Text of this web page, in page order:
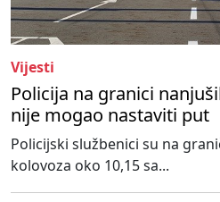
Vijesti
Policija na granici
nije mogao nastaviti put
Policijski službenici su na
kolovoza oko 10,15 sa...